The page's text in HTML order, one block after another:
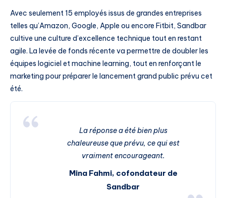
Avec seulement 15 employés issus de grandes entreprises
telles qu’Amazon, Google, Apple ou encore Fitbit, Sandbar
cultive une culture d’excellence technique tout en restant
agile. La levée de fonds récente va permettre de doubler les
équipes logiciel et machine learning, tout en renforçant le
marketing pour préparer le lancement grand public prévu cet
été.
La réponse a été bien plus
chaleureuse que prévu, ce qui est
vraiment encourageant.
Mina Fahmi, cofondateur de
Sandbar